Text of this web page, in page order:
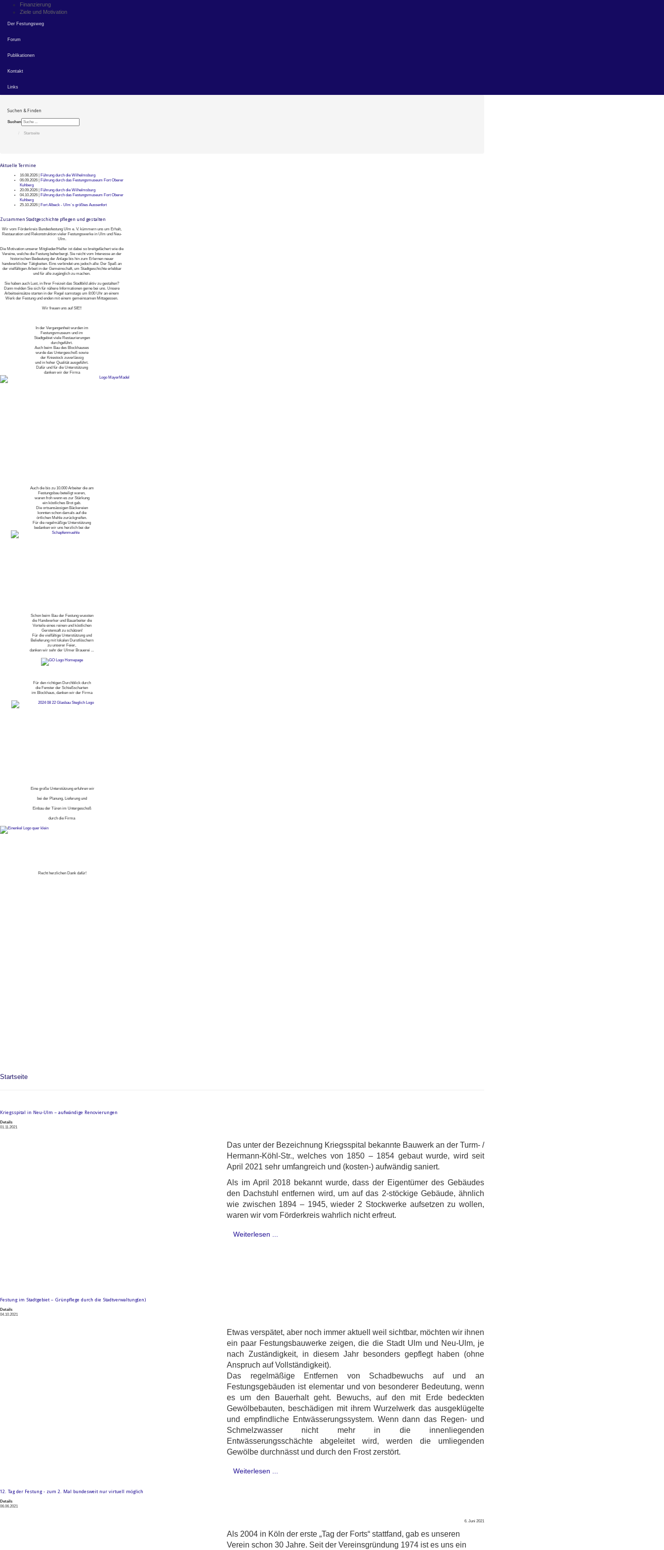
Finanzierung
Ziele und Motivation
Der Festungsweg
Forum
Publikationen
Kontakt
Links
Suchen & Finden
Suchen
Startseite
Aktuelle Termine
16.08.2026 |
Führung durch die Wilhelmsburg
06.09.2026 |
Führung durch das Festungsmuseum Fort Oberer
Kuhberg
20.09.2026 |
Führung durch die Wilhelmsburg
04.10.2026 |
Führung durch das Festungsmuseum Fort Oberer
Kuhberg
25.10.2026 |
Fort Albeck - Ulm`s größtes Aussenfort
Zusammen Stadtgeschichte pflegen und gestalten
Wir vom Förderkreis Bundesfestung Ulm e. V. kümmern uns um Erhalt,
Restauration und Rekonstruktion vieler Festungswerke in Ulm und Neu-
Ulm.
Die Motivation unserer Mitglieder/Helfer ist dabei so breitgefächert wie die
Vereine, welche die Festung beherbergt. Sie reicht vom Interesse an der
historischen Bedeutung der Anlage bis hin zum Erlernen neuer
handwerklicher Tätigkeiten. Eins verbindet uns jedoch alle: Der Spaß an
der vielfältigen Arbeit in der Gemeinschaft, um Stadtgeschichte erlebbar
und für alle zugänglich zu machen.
Sie haben auch Lust, in Ihrer Freizeit das Stadtbild aktiv zu gestalten?
Dann melden Sie sich für nähere Informationen gerne bei uns. Unsere
Arbeitseinsätze starten in der Regel samstags um 8:00 Uhr an einem
Werk der Festung und enden mit einem gemeinsamen Mittagessen.
Wir freuen uns auf SIE!!
In der Vergangenheit wurden im
Festungsmuseum und im
Stadtgebiet viele Restaurierungen
durchgeführt.
Auch beim Bau des Blockhauses
wurde das Untergeschoß sowie
der Kniestock zuverlässig
und in hoher Qualität ausgeführt.
Dafür und für die Unterstützung
danken wir der Firma
Auch die bis zu 10.000 Arbeiter die am
Festungsbau beteiligt waren,
waren froh wenn es zur Stärkung
ein köstliches Brot gab.
Die ortsansässigen Bäckereien
konnten schon damals auf die
örtlichen Mehle zurückgreifen.
Für die regelmäßige Unterstützung
bedanken wir uns herzlich bei der
Schon beim Bau der Festung wussten
die Handwerker und Bauarbeiter die
Vorteile eines reinen und köstlichen
Gerstensaft zu schätzen!
Für die vielfältige Unterstützung und
Belieferung mit lokalen Durstlöschern
zu unserer Feier,
danken wir sehr der Ulmer Brauerei ...
Für den richtigen Durchblick durch
die Fenster der Schießscharten
im Blockhaus, danken wir der Firma
Eine große Unterstützung erfuhren wir
bei der Planung, Lieferung und
Einbau der Türen im Untergeschoß
durch die Firma
Recht herzlichen Dank dafür!
Startseite
Kriegsspital in Neu-Ulm – aufwändige Renovierungen
Details
01.11.2021
Das unter der Bezeichnung Kriegsspital bekannte Bauwerk an der Turm- /
Hermann-Köhl-Str., welches von 1850 – 1854 gebaut wurde, wird seit
April 2021 sehr umfangreich und (kosten-) aufwändig saniert.
Als im April 2018 bekannt wurde, dass der Eigentümer des Gebäudes
den Dachstuhl entfernen wird, um auf das 2-stöckige Gebäude, ähnlich
wie zwischen 1894 – 1945, wieder 2 Stockwerke aufsetzen zu wollen,
waren wir vom Förderkreis wahrlich nicht erfreut.
Weiterlesen ...
Festung im Stadtgebiet – Grünpflege durch die Stadtverwaltung(en)
Details
04.10.2021
Etwas verspätet, aber noch immer aktuell weil sichtbar, möchten wir ihnen
ein paar Festungsbauwerke zeigen, die die Stadt Ulm und Neu-Ulm, je
nach Zuständigkeit, in diesem Jahr besonders gepflegt haben (ohne
Anspruch auf Vollständigkeit).
Das regelmäßige Entfernen von Schadbewuchs auf und an
Festungsgebäuden ist elementar und von besonderer Bedeutung, wenn
es um den Bauerhalt geht. Bewuchs, auf den mit Erde bedeckten
Gewölbebauten, beschädigen mit ihrem Wurzelwerk das ausgeklügelte
und empfindliche Entwässerungssystem. Wenn dann das Regen- und
Schmelzwasser nicht mehr in die innenliegenden
Entwässerungsschächte abgeleitet wird, werden die umliegenden
Gewölbe durchnässt und durch den Frost zerstört.
Weiterlesen ...
12. Tag der Festung - zum 2. Mal bundesweit nur virtuell möglich
Details
06.06.2021
6. Juni 2021
Als 2004 in Köln der erste „Tag der Forts“ stattfand, gab es unseren
Verein schon 30 Jahre. Seit der Vereinsgründung 1974 ist es uns ein